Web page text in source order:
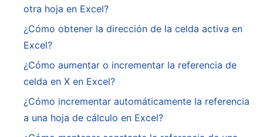
otra hoja en Excel?
¿Cómo obtener la dirección de la celda activa en
Excel?
¿Cómo aumentar o incrementar la referencia de
celda en X en Excel?
¿Cómo incrementar automáticamente la referencia
a una hoja de cálculo en Excel?